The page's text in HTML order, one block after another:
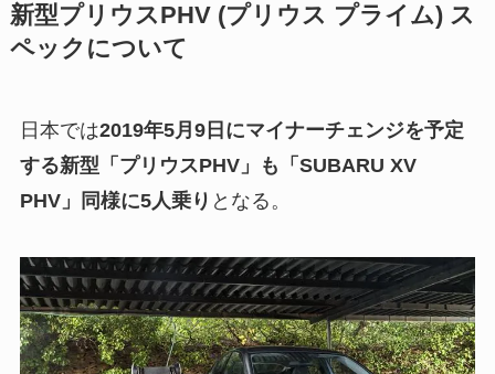
新型プリウスPHV (プリウス プライム) ス
ペックについて
日本では2019年5月9日にマイナーチェンジを予定
する新型「プリウスPHV」も「SUBARU XV
PHV」同様に5人乗り となる。